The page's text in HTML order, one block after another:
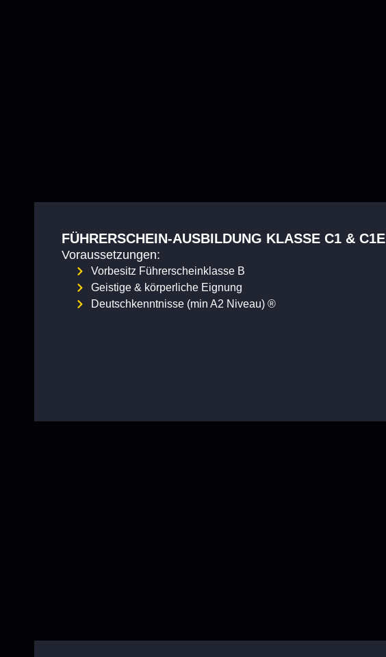
FÜHRERSCHEIN-AUSBILDUNG KLASSE C1 & C1E
Voraussetzungen:
Vorbesitz Führerscheinklasse B
Geistige & körperliche Eignung
Deutschkenntnisse (min A2 Niveau) ®